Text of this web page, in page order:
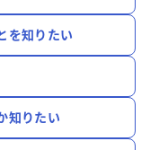
を知りたい
知りたい